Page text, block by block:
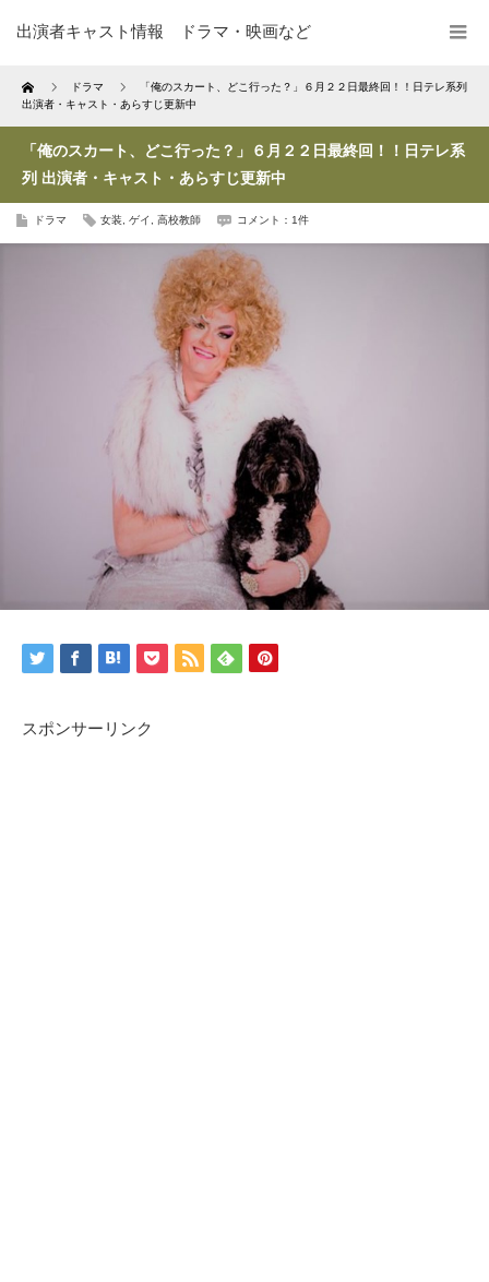
出演者キャスト情報 ドラマ・映画など
Home ドラマ
「俺のスカート、どこ行った？」６月２２日最終回！！日テレ系列
出演者・キャスト・あらすじ更新中
「俺のスカート、どこ行った？」６月２２日最終回！！日テレ系
列 出演者・キャスト・あらすじ更新中
ドラマ 女装 ゲイ 高校教師 コメント：1件
スポンサーリンク